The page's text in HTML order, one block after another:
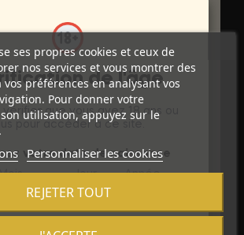
et dans l'instant présent,
nous, vous êtes une
LIGNE !
PRODUIT
ses propres cookies et ceux de
nos services et vous montrer des
préférences en analysant vos
Pour donner votre
utilisation, appuyez sur le
Personnaliser les cookies
REJETER TOUT
de l'âge
que vous avez 18 ans ou
pour accéder à ce site.
votre date de naissance
Jour Année